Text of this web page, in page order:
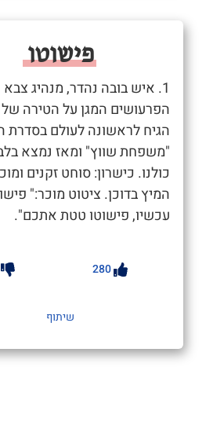
פישוטו
1. איש בובה נהדר, מנהיג צבא
הפרעושים המגן על הטירה של
הגיח לראשונה לעולם בסדרת
"משפחת שווץ" ומאז נמצא
כולנו. כישרון: סוחט זקנים
המיץ בדוכן. ציטוט מוכר:"
עכשיו, פישוטו טטת אתכם".
280
שיתוף